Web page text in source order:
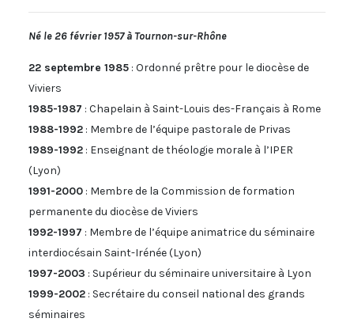
Né le 26 février 1957 à Tournon-sur-Rhône
22 septembre 1985 : Ordonné prêtre pour le diocèse de
Viviers
1985-1987 : Chapelain à Saint-Louis des-Français à Rome
1988-1992 : Membre de l’équipe pastorale de Privas
1989-1992 : Enseignant de théologie morale à l’IPER
(Lyon)
1991-2000 : Membre de la Commission de formation
permanente du diocèse de Viviers
1992-1997 : Membre de l’équipe animatrice du séminaire
interdiocésain Saint-Irénée (Lyon)
1997-2003 : Supérieur du séminaire universitaire à Lyon
1999-2002 : Secrétaire du conseil national des grands
séminaires